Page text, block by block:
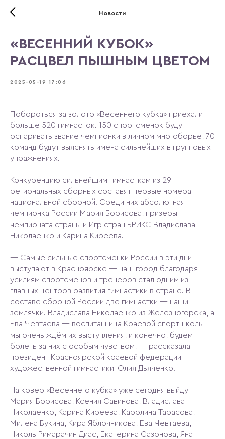
Новости
«ВЕСЕННИЙ КУБОК»
РАСЦВЕЛ ПЫШНЫМ ЦВЕТОМ
2025-05-19 17:06
Побороться за золото «Весеннего кубка» приехали
больше 520 гимнасток. 150 спортсменок будут
оспаривать звание чемпионки в личном многоборье, 70
команд будут выяснять имена сильнейших в групповых
упражнениях.
Конкуренцию сильнейшим гимнасткам из 29
региональных сборных составят первые номера
национальной сборной. Среди них абсолютная
чемпионка России Мария Борисова, призеры
чемпионата страны и Игр стран БРИКС Владислава
Николаенко и Карина Киреева.
— Самые сильные спортсменки России в эти дни
выступают в Красноярске — наш город благодаря
усилиям спортсменов и тренеров стал одним из
главных центров развития гимнастики в стране. В
составе сборной России две гимнастки — наши
землячки. Владислава Николаенко из Железногорска, а
Ева Чевтаева — воспитанница Краевой спортшколы,
мы очень ждём их выступления, и конечно, будем
болеть за них с особым чувством, — рассказала
президент Красноярской краевой федерации
художественной гимнастики Юлия Дьяченко.
На ковер «Весеннего кубка» уже сегодня выйдут
Мария Борисова, Ксения Савинова, Владислава
Николаенко, Карина Киреева, Каролина Тарасова,
Милена Букина, Кира Яблочникова, Ева Чевтаева,
Николь Римарачин Диас, Екатерина Сазонова, Яна